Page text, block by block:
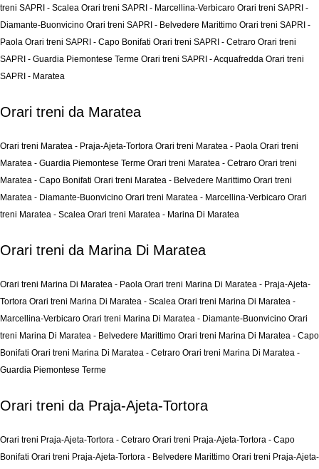
treni SAPRI - Scalea Orari treni SAPRI - Marcellina-Verbicaro Orari treni SAPRI -
Diamante-Buonvicino Orari treni SAPRI - Belvedere Marittimo Orari treni SAPRI -
Paola Orari treni SAPRI - Capo Bonifati Orari treni SAPRI - Cetraro Orari treni
SAPRI - Guardia Piemontese Terme Orari treni SAPRI - Acquafredda Orari treni
SAPRI - Maratea
Orari treni da Maratea
Orari treni Maratea - Praja-Ajeta-Tortora Orari treni Maratea - Paola Orari treni
Maratea - Guardia Piemontese Terme Orari treni Maratea - Cetraro Orari treni
Maratea - Capo Bonifati Orari treni Maratea - Belvedere Marittimo Orari treni
Maratea - Diamante-Buonvicino Orari treni Maratea - Marcellina-Verbicaro Orari
treni Maratea - Scalea Orari treni Maratea - Marina Di Maratea
Orari treni da Marina Di Maratea
Orari treni Marina Di Maratea - Paola Orari treni Marina Di Maratea - Praja-Ajeta-
Tortora Orari treni Marina Di Maratea - Scalea Orari treni Marina Di Maratea -
Marcellina-Verbicaro Orari treni Marina Di Maratea - Diamante-Buonvicino Orari
treni Marina Di Maratea - Belvedere Marittimo Orari treni Marina Di Maratea - Capo
Bonifati Orari treni Marina Di Maratea - Cetraro Orari treni Marina Di Maratea -
Guardia Piemontese Terme
Orari treni da Praja-Ajeta-Tortora
Orari treni Praja-Ajeta-Tortora - Cetraro Orari treni Praja-Ajeta-Tortora - Capo
Bonifati Orari treni Praja-Ajeta-Tortora - Belvedere Marittimo Orari treni Praja-Ajeta-